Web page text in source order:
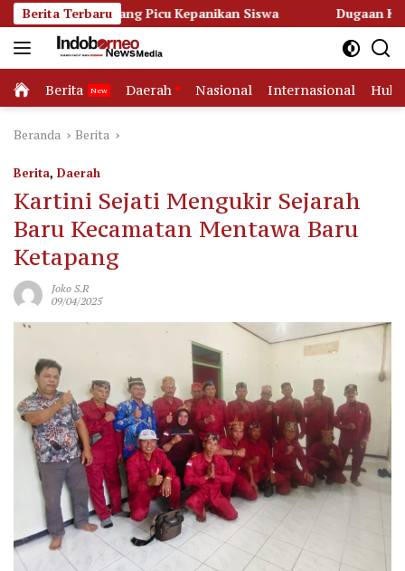
Langsung
ke
konten
Berita Terbaru
Picu Kepanikan Siswa Dugaan Korupsi Dana
Home
Berita Daerah Nasional Internasional
Beranda Berita
Berita, Daerah
Kartini Sejati Mengukir Sejarah
Baru Kecamatan Mentawa Baru
Ketapang
Joko S.R
09/04/2025